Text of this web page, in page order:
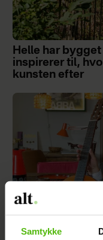
Samtykke
Helle har
inspirerer til,
kunsten efter